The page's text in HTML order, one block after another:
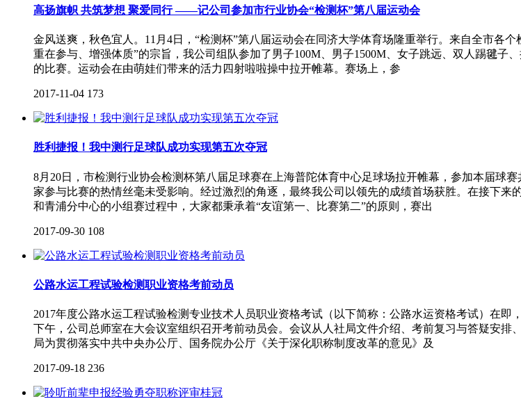
高扬旗帜 共筑梦想 聚爱同行 ——记公司参加市行业协会“检测杯”第八届运动会
金风送爽，秋色宜人。11月4日，“检测杯”第八届运动会在同济大学体育场隆重举行。来自全市各
重在参与、增强体质”的宗旨，我公司组队参加了男子100M、男子1500M、女子跳远、双人踢毽
的比赛。运动会在由萌娃们带来的活力四射啦啦操中拉开帷幕。赛场上，参
2017-11-04 173
胜利捷报！我中测行足球队成功实现第五次夺冠
8月20日，市检测行业协会检测杯第八届足球赛在上海普陀体育中心足球场拉开帷幕，参加本届球
家参与比赛的热情丝毫未受影响。经过激烈的角逐，最终我公司以领先的成绩首场获胜。在接下
和青浦分中心的小组赛过程中，大家都秉承着“友谊第一、比赛第二”的原则，赛出
2017-09-30 108
公路水运工程试验检测职业资格考前动员
2017年度公路水运工程试验检测专业技术人员职业资格考试（以下简称：公路水运资格考试）在
下午，公司总师室在大会议室组织召开考前动员会。会议从人社局文件介绍、考前复习与答疑安
局为贯彻落实中共中央办公厅、国务院办公厅《关于深化职称制度改革的意见》及
2017-09-18 236